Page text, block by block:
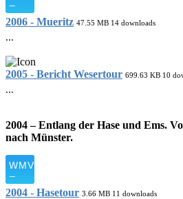
2006 - Mueritz 47.55 MB 14 downloads
...
2005 - Bericht Wesertour 699.63 KB 10
...
2004 – Entlang der Hase und Ems.
nach Münster.
2004 - Hasetour 3.66 MB 11 downloads